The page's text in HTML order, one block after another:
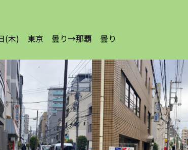
日(木) 東京 曇り→那覇 曇り